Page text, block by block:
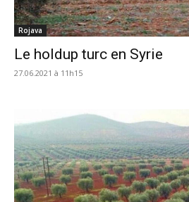
Rojava
Le holdup turc en Syrie
27.06.2021 à 11h15